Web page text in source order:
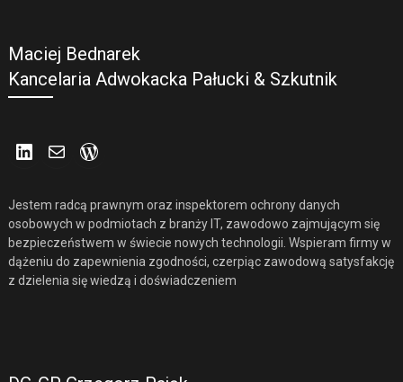
Maciej Bednarek
Kancelaria Adwokacka Pałucki & Szkutnik
LinkedIn
Mail
Jestem radcą prawnym oraz inspektorem ochrony danych
osobowych w podmiotach z branży IT, zawodowo zajmującym się
bezpieczeństwem w świecie nowych technologii. Wspieram firmy w
dążeniu do zapewnienia zgodności, czerpiąc zawodową satysfakcję
z dzielenia się wiedzą i doświadczeniem